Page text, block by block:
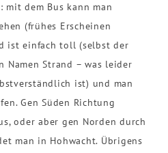
mit dem Bus kann man
(frühes Erscheinen
ist einfach toll (selbst der
Namen Strand – was leider
ist) und man
Gen Süden Richtung
oder aber gen Norden durch
man in Hohwacht. Übrigens